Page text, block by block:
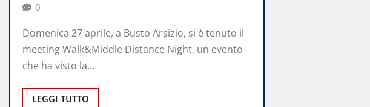
0
Domenica 27 aprile, a Busto Arsizio, si è tenuto il
meeting Walk&Middle Distance Night, un evento
che ha visto la…
LEGGI TUTTO